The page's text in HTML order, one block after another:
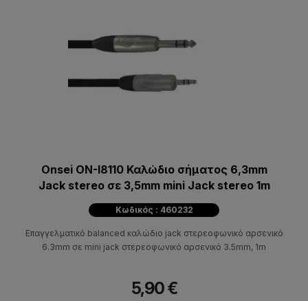
Onsei ON-I8110 Καλώδιο σήματος 6,3mm
Jack stereo σε 3,5mm mini Jack stereo 1m
Κωδικός : 460232
Επαγγελματικό balanced καλώδιο jack στερεοφωνικό αρσενικό
6.3mm σε mini jack στερεοφωνικό αρσενικό 3.5mm, 1m
5,90 €